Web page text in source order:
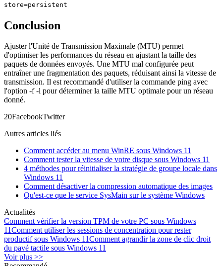
store=persistent
Conclusion
Ajuster l'Unité de Transmission Maximale (MTU) permet
d'optimiser les performances du réseau en ajustant la taille des
paquets de données envoyés. Une MTU mal configurée peut
entraîner une fragmentation des paquets, réduisant ainsi la vitesse de
transmission. Il est recommandé d'utiliser la commande ping avec
l'option -f -l pour déterminer la taille MTU optimale pour un réseau
donné.
20FacebookTwitter
Autres articles liés
Comment accéder au menu WinRE sous Windows 11
Comment tester la vitesse de votre disque sous Windows 11
4 méthodes pour réinitialiser la stratégie de groupe locale dans
Windows 11
Comment désactiver la compression automatique des images
Qu'est-ce que le service SysMain sur le système Windows
Actualités
Comment vérifier la version TPM de votre PC sous Windows
11Comment utiliser les sessions de concentration pour rester
productif sous Windows 11Comment agrandir la zone de clic droit
du pavé tactile sous Windows 11
Voir plus >>